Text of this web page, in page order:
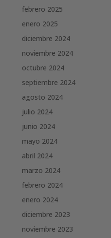
febrero 2025
enero 2025
diciembre 2024
noviembre 2024
octubre 2024
septiembre 2024
agosto 2024
julio 2024
junio 2024
mayo 2024
abril 2024
marzo 2024
febrero 2024
enero 2024
diciembre 2023
noviembre 2023